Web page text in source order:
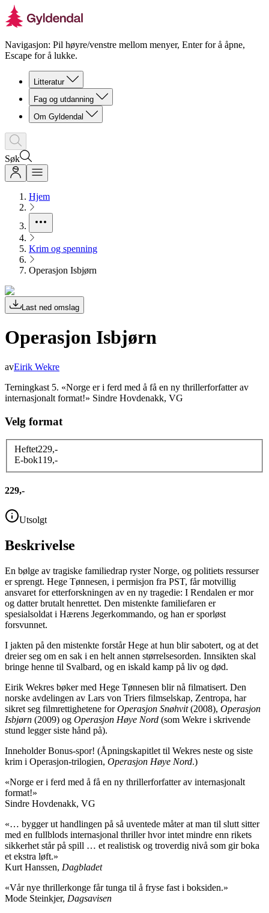
Navigasjon: Pil høyre/venstre mellom menyer, Enter for å åpne,
Escape for å lukke.
Litteratur
Fag og utdanning
Om Gyldendal
Søk
Hjem
Krim og spenning
Operasjon Isbjørn
Last ned omslag
Operasjon Isbjørn
avEirik Wekre
Terningkast 5. «Norge er i ferd med å få en ny thrillerforfatter av
internasjonalt format!» Sindre Hovdenakk, VG
Velg format
Heftet229,-
E-bok119,-
229,-
Utsolgt
Beskrivelse
En bølge av tragiske familiedrap ryster Norge, og politiets ressurser
er sprengt. Hege Tønnesen, i permisjon fra PST, får motvillig
ansvaret for etterforskningen av en ny tragedie: I Rendalen er mor
og datter brutalt henrettet. Den mistenkte familiefaren er
spesialsoldat i Hærens Jegerkommando, og han er sporløst
forsvunnet.
I jakten på den mistenkte forstår Hege at hun blir sabotert, og at det
dreier seg om en sak i en helt annen størrelsesorden. Innsikten skal
bringe henne til Svalbard, og en iskald kamp på liv og død.
Eirik Wekres bøker med Hege Tønnesen blir nå filmatisert. Den
norske avdelingen av Lars von Triers filmselskap, Zentropa, har
sikret seg filmrettighetene forOperasjon Snøhvit(2008), Operasjon
Isbjørn (2009) og Operasjon Høye Nord (som Wekre i skrivende
stund legger siste hånd på).
Inneholder Bonus-spor! (Åpningskapitlet til Wekres neste og siste
krim i Operasjon-trilogien, Operasjon Høye Nord.)
«Norge er i ferd med å få en ny thrillerforfatter av internasjonalt
format!»
Sindre Hovdenakk, VG
«… bygger ut handlingen på så uventede måter at man til slutt sitter
med en fullblods internasjonal thriller hvor intet mindre enn rikets
sikkerhet står på spill … et realistisk og troverdig nivå som gir boka
et ekstra løft.»
Kurt Hanssen, Dagbladet
«Vår nye thrillerkonge får tunga til å fryse fast i boksiden.»
Mode Steinkjer, Dagsavisen